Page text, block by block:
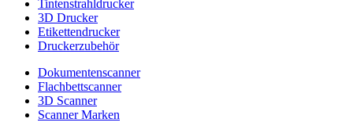
Tintenstrahldrucker
3D Drucker
Etikettendrucker
Druckerzubehör
Dokumentenscanner
Flachbettscanner
3D Scanner
Scanner Marken